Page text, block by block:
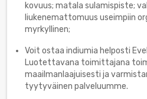
kovuus; matala sulamispiste;
liukenemattomuus useimpiin
myrkyllinen;
Voit ostaa indiumia helposti
Luotettavana toimittajana
maailmanlaajuisesti ja
tyytyväinen palveluumme.